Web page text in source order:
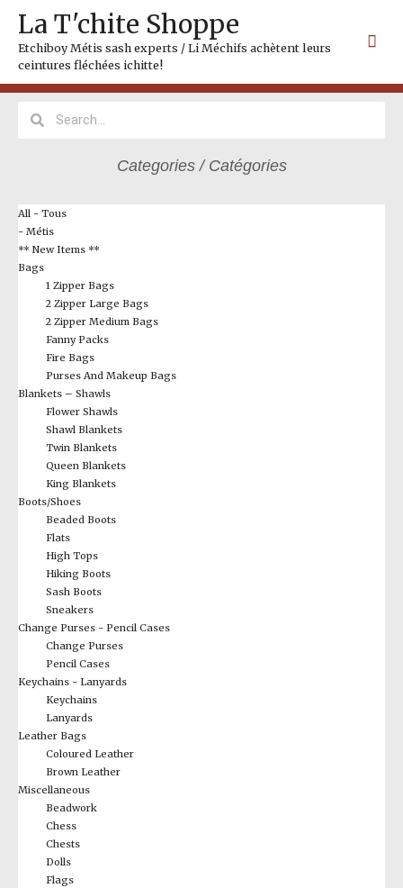
content
La T'chite Shoppe
Etchiboy Métis sash experts / Li Méchifs achètent leurs
ceintures fléchées ichitte!
SearchSearch
Categories / Catégories
All - Tous
- Métis
** New Items **
Bags
1 Zipper Bags
2 Zipper Large Bags
2 Zipper Medium Bags
Fanny Packs
Fire Bags
Purses And Makeup Bags
Blankets – Shawls
Flower Shawls
Shawl Blankets
Twin Blankets
Queen Blankets
King Blankets
Boots/Shoes
Beaded Boots
Flats
High Tops
Hiking Boots
Sash Boots
Sneakers
Change Purses - Pencil Cases
Change Purses
Pencil Cases
Keychains - Lanyards
Keychains
Lanyards
Leather Bags
Coloured Leather
Brown Leather
Miscellaneous
Beadwork
Chess
Chests
Dolls
Flags